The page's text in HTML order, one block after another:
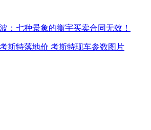
：七种景象的衡宇买卖合同无效！
斯特落地价 考斯特现车参数图片